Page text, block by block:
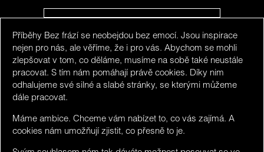
SLEDUJTE NÁS NA INSTAGRAMU
Příběhy Bez frází se neobejdou bez emocí. Jsou inspirace
nejen pro nás, ale věříme, že i pro vás. Abychom se mohli
zlepšovat v tom, co děláme, musíme na sobě také neustále
pracovat. S tím nám pomáhají právě cookies. Díky nim
odhalujeme své silné a slabé stránky, se kterými můžeme
dále pracovat.
Máme ambice. Chceme vám nabízet to, co vás zajímá. A
cookies nám umožňují zjistit, co přesně to je.